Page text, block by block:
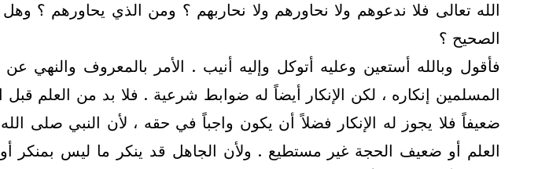
الله تعالى فلا ندعوهم ولا نحاورهم ولا نحاربهم ؟ ومن الذي يحاورهم ؟
الصحيح ؟
فأقول وبالله أستعين وعليه أتوكل وإليه أنيب . الأمر بالمعروف
المسلمين إنكاره ، لكن الإنكار أيضاً له ضوابط شرعية . فلا بد من العلم قبل
ضعيفاً فلا يجوز له الإنكار فضلاً أن يكون واجباً في حقه ، لأن النبي صلى
العلم أو ضعيف الحجة غير مستطيع . ولأن الجاهل قد ينكر ما ليس بمنكر أو